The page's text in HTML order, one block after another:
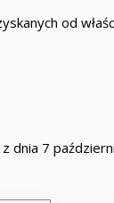
od
dnia 7